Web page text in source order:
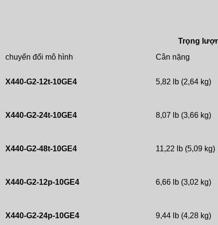
Trọng
chuyển đổi mô hình
Cân nặng
X440-G2-12t-10GE4 5,82 lb (2,64 kg)
X440-G2-24t-10GE4 8,07 lb (3,66 kg)
X440-G2-48t-10GE4 11,22 lb (5,09 kg)
X440-G2-12p-10GE4 6,66 lb (3,02 kg)
X440-G2-24p-10GE4 9,44 lb (4,28 kg)